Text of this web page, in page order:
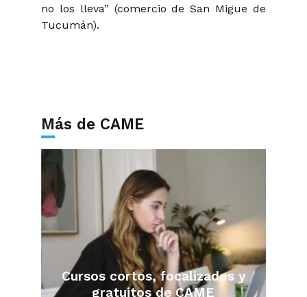
no los lleva” (comercio de San Migue de
Tucumán).
Más de CAME
Cursos cortos, focalizados y
gratuitos de CAME